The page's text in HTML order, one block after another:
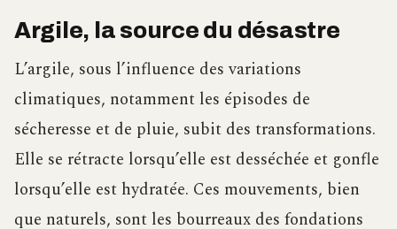
Argile, la source du désastre
L’argile, sous l’influence des variations
climatiques, notamment les épisodes de
sécheresse et de pluie, subit des transformations.
Elle se rétracte lorsqu’elle est desséchée et gonfle
lorsqu’elle est hydratée. Ces mouvements, bien
que naturels, sont les bourreaux des fondations